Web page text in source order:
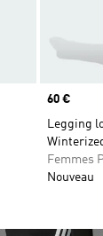
Prix
60 €
Legging
Femmes
Nouveau